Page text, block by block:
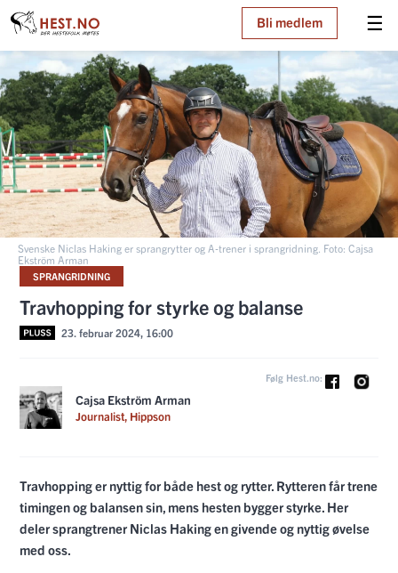
☰
Bli medlem
Svenske Niclas Haking er sprangrytter og A-trener i sprangridning. Foto: Cajsa
Ekström Arman
SPRANGRIDNING
Travhopping for styrke og balanse
23. februar 2024, 16:00
Cajsa Ekström Arman
Journalist, Hippson
Følg Hest.no:
Travhopping er nyttig for både hest og rytter. Rytteren får trene
timingen og balansen sin, mens hesten bygger styrke. Her
deler sprangtrener Niclas Haking en givende og nyttig øvelse
med oss.